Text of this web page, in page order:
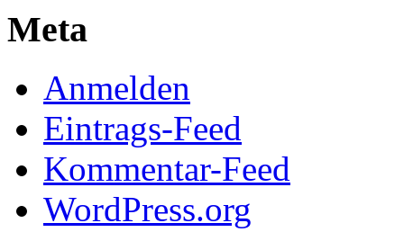
Meta
Anmelden
Eintrags-Feed
Kommentar-Feed
WordPress.org